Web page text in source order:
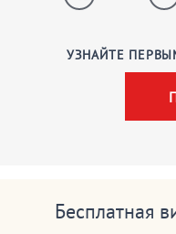
УЗНАЙТЕ
Бесплатная